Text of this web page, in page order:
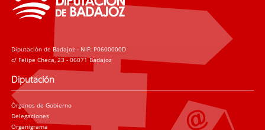
Diputación de Badajoz - NIF: P0600000D
c/ Felipe Checa, 23 - 06071 Badajoz
Diputación
Órganos de Gobierno
Delegaciones
Organigrama